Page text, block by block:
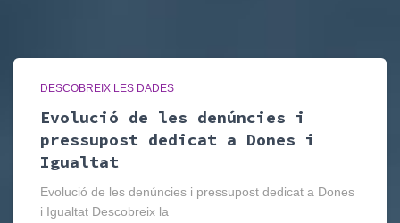
DESCOBREIX LES DADES
Evolució de les denúncies i
pressupost dedicat a Dones i
Igualtat
Evolució de les denúncies i pressupost dedicat a Dones
i Igualtat Descobreix la